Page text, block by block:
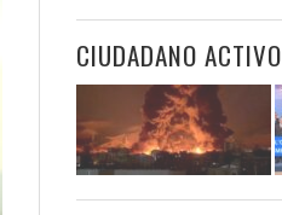
CIUDADANO ACTIVO